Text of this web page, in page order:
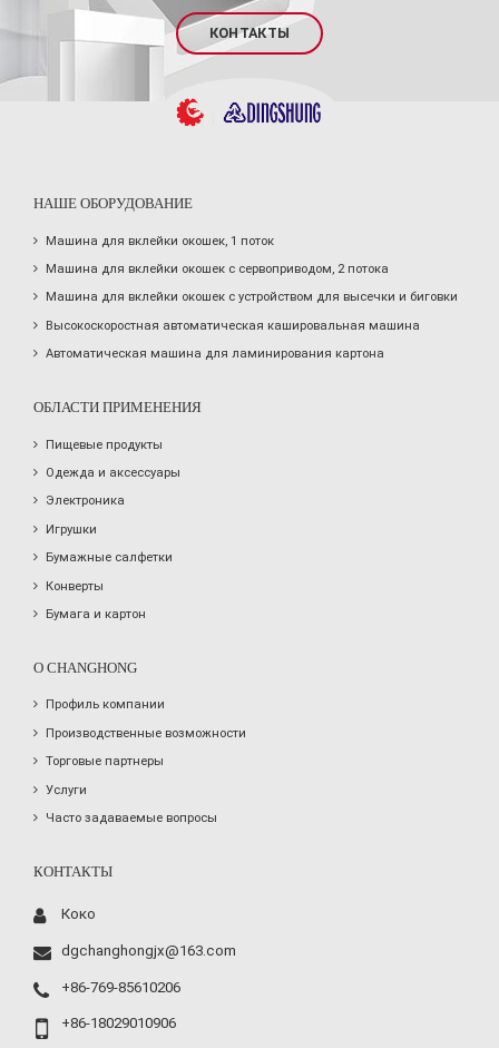
КОНТАКТЫ
НАШЕ ОБОРУДОВАНИЕ
Машина для вклейки окошек, 1 поток
Машина для вклейки окошек с сервоприводом, 2 потока
Машина для вклейки окошек с устройством для высечки и биговки
Высокоскоростная автоматическая кашировальная машина
Автоматическая машина для ламинирования картона
ОБЛАСТИ ПРИМЕНЕНИЯ
Пищевые продукты
Одежда и аксессуары
Электроника
Игрушки
Бумажные салфетки
Конверты
Бумага и картон
О CHANGHONG
Профиль компании
Производственные возможности
Торговые партнеры
Услуги
Часто задаваемые вопросы
КОНТАКТЫ
Коко
dgchanghongjx@163.com
+86-769-85610206
+86-18029010906